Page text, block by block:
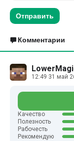
Отправить
Комментарии
12:49 31 май
Качество
Полезность
Рабочесть
Рекомендую